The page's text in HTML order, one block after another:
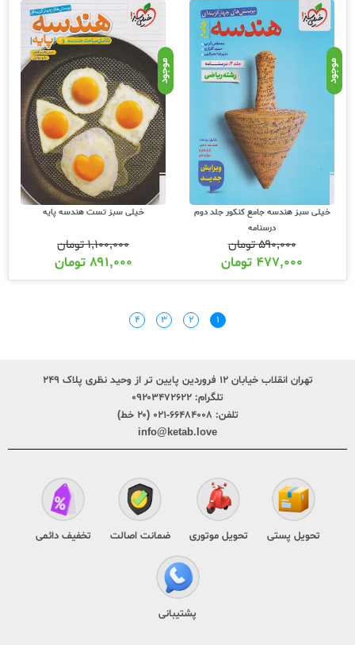
موجود
خیلی سبز هندسه جامع کنکور جلد دوم
درسنامه
۵۹۰,۰۰۰تومان
۴۷۷,۰۰۰ تومان
موجود
خیلی سبز تست هندسه پایه
۱,۱۰۰,۰۰۰تومان
۸۹۱,۰۰۰ تومان
۱ ۲ ۳ ۴
تهران انقلاب خیابان ۱۲ فروردین پایین تر از وحید نظری پلاک ۲۴۹
تلگرام: ۰۹۲۰۳۴۷۲۶۲۲
تلفن: ۶۶۴۸۴۰۰۸-۰۲۱ (۲۰ خط)
info@ketab.love
تحویل پستی تحویل موتوری ضمانت اصالت تخفیف دائمی
پشتیبانی